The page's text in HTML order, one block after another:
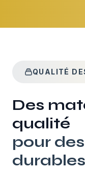
QUALITÉ
Des
qualité
pour
durables